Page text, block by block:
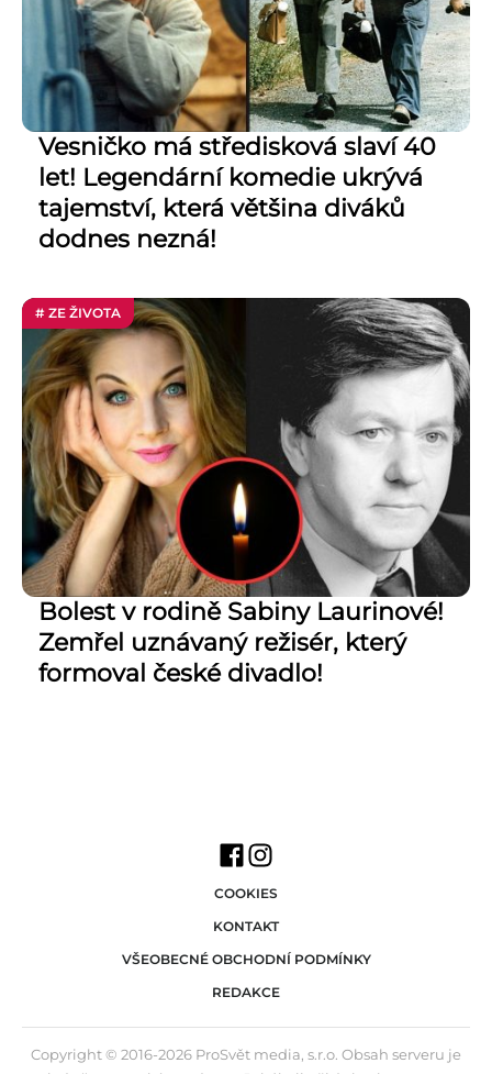
Vesničko má středisková slaví 40
let! Legendární komedie ukrývá
tajemství, která většina diváků
dodnes nezná!
# ZE ŽIVOTA
Bolest v rodině Sabiny Laurinové!
Zemřel uznávaný režisér, který
formoval české divadlo!
COOKIES
KONTAKT
VŠEOBECNÉ OBCHODNÍ PODMÍNKY
REDAKCE
Copyright © 2016-2026 ProSvět media, s.r.o. Obsah serveru je